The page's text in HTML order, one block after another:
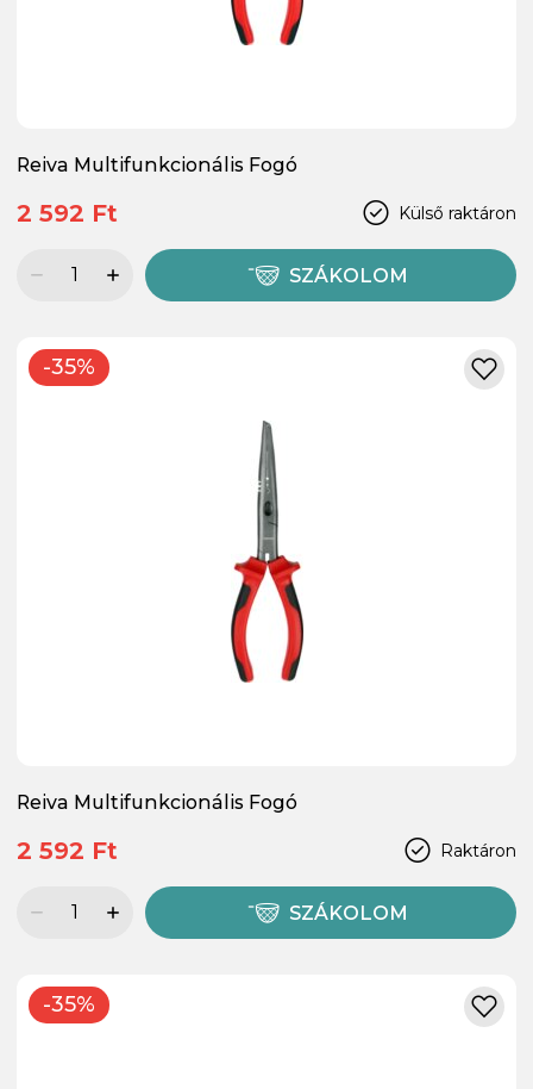
Reiva Multifunkcionális Fogó
Külső raktáron
2 592 Ft
SZÁKOLOM
-35%
Reiva Multifunkcionális Fogó
Raktáron
2 592 Ft
SZÁKOLOM
-35%